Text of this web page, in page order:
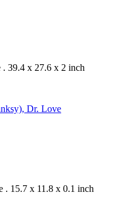
. 39.4 x 27.6 x 2 inch
. 15.7 x 11.8 x 0.1 inch